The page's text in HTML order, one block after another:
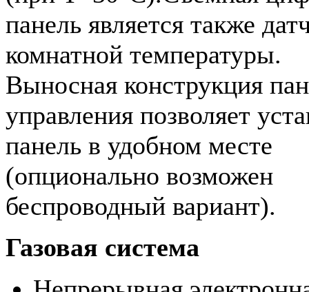
панель является также
комнатной температуры.
Выносная конструкция
управления позволяет
панель в удобном месте
(опционально возможен
беспроводный вариант).
Газовая система